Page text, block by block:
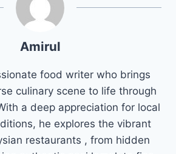
Amirul
food writer who brings
culinary scene to life through
a deep appreciation for local
he explores the vibrant
restaurants , from hidden